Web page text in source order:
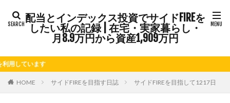
配当とインデックス投資でサイドFIREを
したい私の記録 | 在宅・実家暮らし・
月8.9万円から資産1,909万円
す
HOME サイドFIREを目指す日誌 サイドFIREを目指して1217日
FIRE
さつまいも
じゃがいも そばめし
ふるさと納税
アニマルカフェ
アメブロ アリゴ アワビ
イ